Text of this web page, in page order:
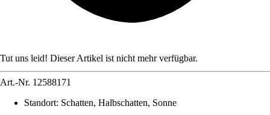
Tut uns leid! Dieser Artikel ist nicht mehr verfügbar.
Art.-Nr. 12588171
Standort: Schatten, Halbschatten, Sonne